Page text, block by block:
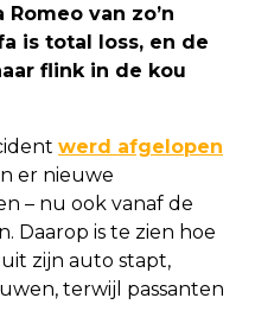
van zo’n
is total loss, en de
flink in de kou
werd afgelopen
er nieuwe
– nu ook vanaf de
Daarop is te zien hoe
zijn auto stapt,
terwijl passanten